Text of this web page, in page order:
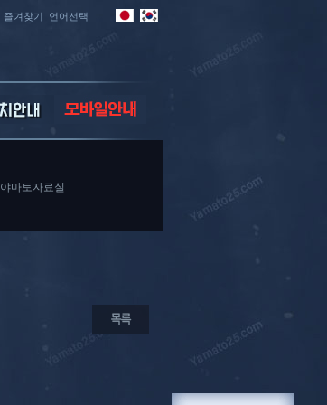
즐겨찾기 언어선택
야마토자료실